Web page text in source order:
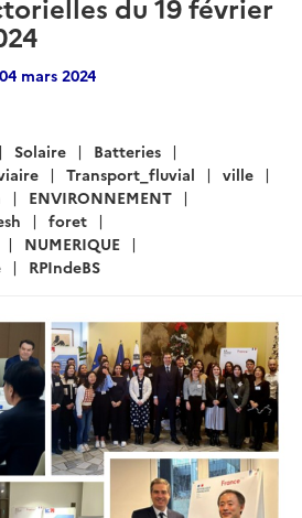
04 mars 2024
Solaire
Batteries
Transport_fluvial
ville
ENVIRONNEMENT
foret
NUMERIQUE
RPIndeBS